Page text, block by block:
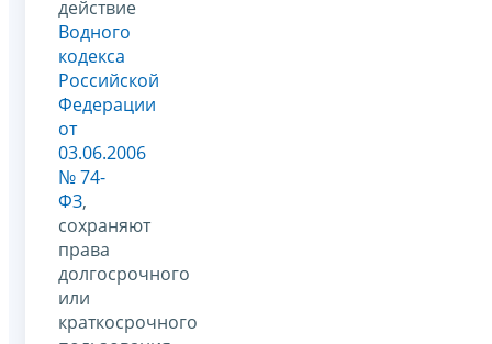
действие
Водного
кодекса
Российской
Федерации
от
03.06.2006
№ 74-
ФЗ,
сохраняют
права
долгосрочного
или
краткосрочного